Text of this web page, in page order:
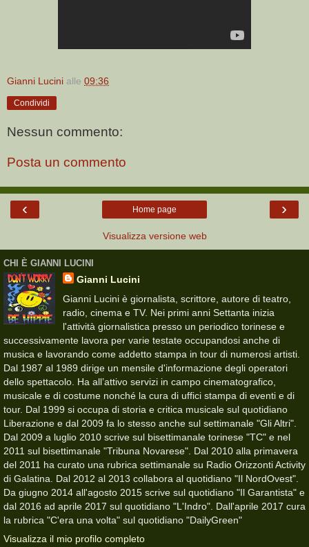
Gianni Lucini alle 09:36
Condividi
Nessun commento:
Posta un commento
‹ ›
Home page
Visualizza versione web
CHI È GIANNI LUCINI
Gianni Lucini
Gianni Lucini è giornalista, scrittore, autore di teatro,
radio, cinema e TV. Nei primi anni Settanta inizia
l'attività giornalistica presso un periodico torinese e
successivamente lavora per varie testate occupandosi anche di
musica e lavorando come addetto stampa in tour di numerosi artisti.
Dal 1987 al 1989 dirige un mensile d'informazione degli operatori
dello spettacolo. Ha all’attivo servizi in campo cinematografico,
musicale e di costume nonché la cura di uffici stampa di eventi e di
tour. Dal 1999 si occupa di storia e critica musicale sul quotidiano
Liberazione e dal 2009 fa lo stesso anche sul settimanale "Gli Altri".
Dal 2009 a luglio 2010 scrive sul bisettimanale torinese "TC" e nel
2011 sul bisettimanale "Tribuna Novarese". Dal 2010 alla primavera
del 2011 ha curato una rubrica settimanale su Radio Orizzonti Activity
di Galatina. Dal 2012 al 2013 collabora al quotidiano "Il NordOvest".
Da giugno 2014 all'agosto 2015 scrive sul quotidiano "Il Garantista" e
dal 2016 ad aprile 2017 sul quotidiano "L'Indro". Dall'aprile 2017 cura
la rubrica "C'era una volta" sul quotidiano "DailyGreen"
Visualizza il mio profilo completo